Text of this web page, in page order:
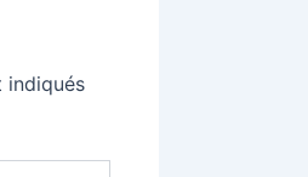
indiqués